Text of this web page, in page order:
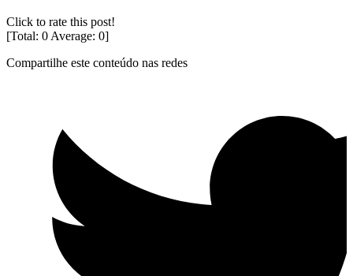
Click to rate this post!
[Total: 0 Average: 0]
Compartilhe este conteúdo nas redes